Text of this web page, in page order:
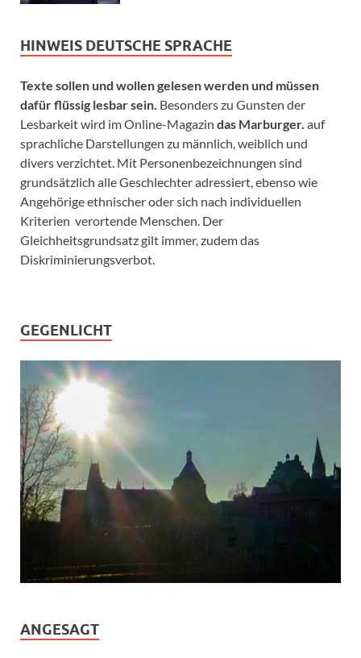
HINWEIS DEUTSCHE SPRACHE
Texte sollen und wollen gelesen werden und müssen
dafür flüssig lesbar sein. Besonders zu Gunsten der
Lesbarkeit wird im Online-Magazin das Marburger. auf
sprachliche Darstellungen zu männlich, weiblich und
divers verzichtet. Mit Personenbezeichnungen sind
grundsätzlich alle Geschlechter adressiert, ebenso wie
Angehörige ethnischer oder sich nach individuellen
Kriterien verortende Menschen. Der
Gleichheitsgrundsatz gilt immer, zudem das
Diskriminierungsverbot.
GEGENLICHT
ANGESAGT